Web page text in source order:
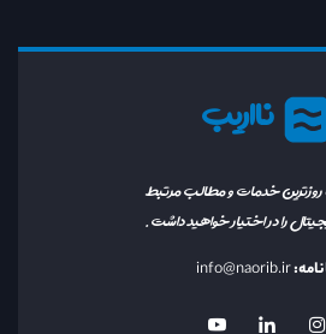
نااریب
روزترین خدمات و مطالب مرتبط
را در اختیار خواهید داشت.
info@naorib.ir